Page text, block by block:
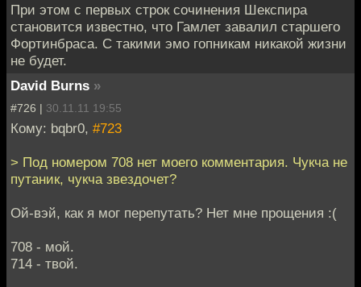
При этом с первых строк сочинения Шекспира
становится известно, что Гамлет завалил старшего
Фортинбраса. С такими эмо гопникам никакой жизни
не будет.
David Burns »
#726 | 30.11.11 19:55
Кому: bqbr0, #723
> Под номером 708 нет моего комментария. Чукча не
путаник, чукча звездочет?
Ой-вэй, как я мог перепутать? Нет мне прощения :(
708 - мой.
714 - твой.